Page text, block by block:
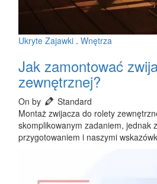
Ukryte Zajawki . Wnętrza
Jak zamontować
zewnętrznej?
On by
Standard
Montaż zwijacza do rolety
skomplikowanym zadaniem, jednak
przygotowaniem i naszymi